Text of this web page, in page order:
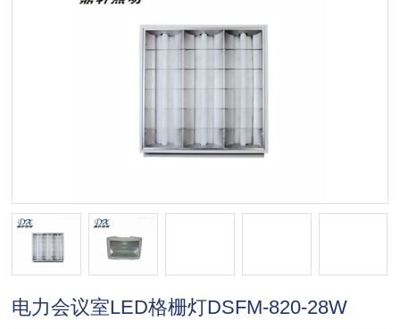
电力会议室LED格栅灯DSFM-820-28W